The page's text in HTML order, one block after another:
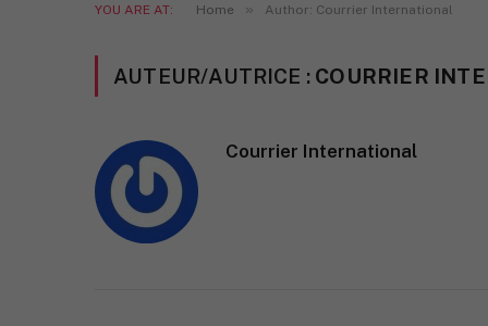
YOU ARE AT: Home » Author: Courrier International
AUTEUR/AUTRICE : COURRIER
Courrier International